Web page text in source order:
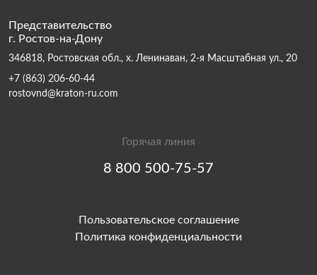
Представительство
г. Ростов-на-Дону
346818, Ростовская обл., х. Ленинаван, 2-я Масштабная ул., 20
+7 (863) 206-60-44
rostovnd@kraton-ru.com
Горячая линия
8 800 500-75-57
Пользовательское соглашение
Политика конфиденциальности